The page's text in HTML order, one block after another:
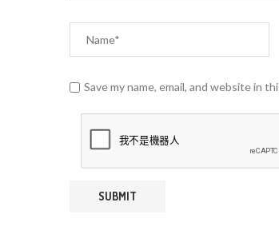
Save my name, email, and website in